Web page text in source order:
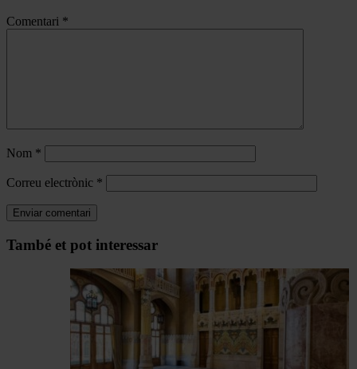
Comentari *
Nom *
Correu electrònic *
Navegar
També et pot interessar